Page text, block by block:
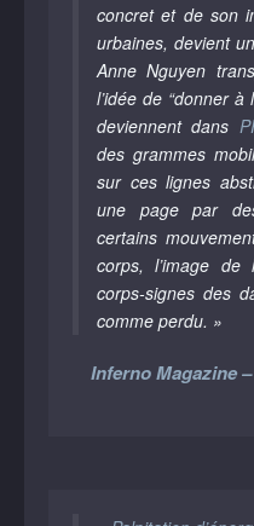
concret et de son
urbaines, devient
Anne Nguyen
l’idée de “donner
deviennent dans
des grammes
sur ces lignes
une page par
certains
corps, l’image de
corps-signes des
comme perdu. »
Inferno Magazine